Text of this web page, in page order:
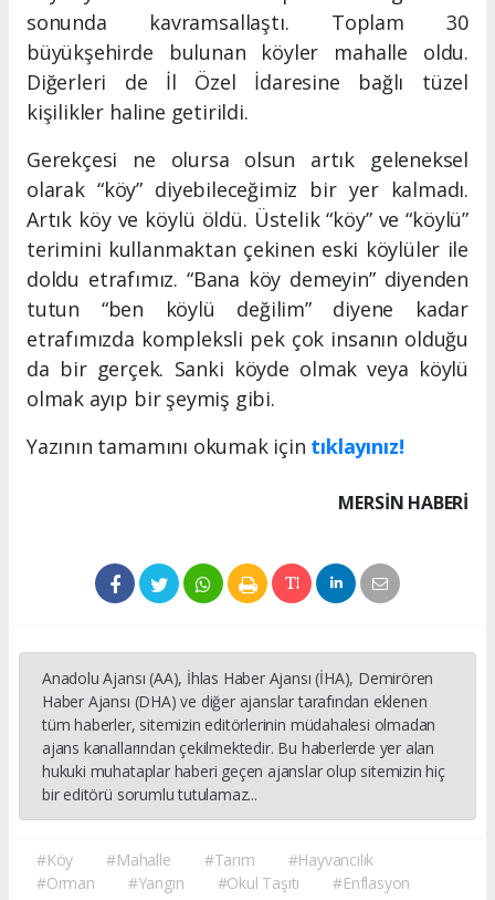
sonunda kavramsallaştı. Toplam 30
büyükşehirde bulunan köyler mahalle oldu.
Diğerleri de İl Özel İdaresine bağlı tüzel
kişilikler haline getirildi.
Gerekçesi ne olursa olsun artık geleneksel
olarak “köy” diyebileceğimiz bir yer kalmadı.
Artık köy ve köylü öldü. Üstelik “köy” ve “köylü”
terimini kullanmaktan çekinen eski köylüler ile
doldu etrafımız. “Bana köy demeyin” diyenden
tutun “ben köylü değilim” diyene kadar
etrafımızda kompleksli pek çok insanın olduğu
da bir gerçek. Sanki köyde olmak veya köylü
olmak ayıp bir şeymiş gibi.
Yazının tamamını okumak için tıklayınız!
MERSIN HABERİ
Anadolu Ajansı (AA), İhlas Haber Ajansı (İHA), Demirören
Haber Ajansı (DHA) ve diğer ajanslar tarafından eklenen
tüm haberler, sitemizin editörlerinin müdahalesi olmadan
ajans kanallarından çekilmektedir. Bu haberlerde yer alan
hukuki muhataplar haberi geçen ajanslar olup sitemizin hiç
bir editörü sorumlu tutulamaz...
#Köy #Mahalle #Tarım
#Hayvancılık
#Orman
#Yangın #Okul Taşıtı #Enflasyon